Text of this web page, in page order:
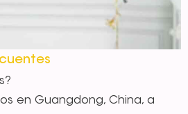
en Guangdong, China, a